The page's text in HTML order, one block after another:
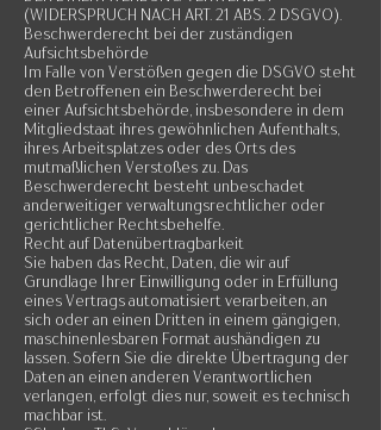
(WIDERSPRUCH NACH ART. 21 ABS. 2 DSGVO).
Beschwerderecht bei der zuständigen
Aufsichtsbehörde
Im Falle von Verstößen gegen die DSGVO steht
den Betroffenen ein Beschwerderecht bei
einer Aufsichtsbehörde, insbesondere in dem
Mitgliedstaat ihres gewöhnlichen Aufenthalts,
ihres Arbeitsplatzes oder des Orts des
mutmaßlichen Verstoßes zu. Das
Beschwerderecht besteht unbeschadet
anderweitiger verwaltungsrechtlicher oder
gerichtlicher Rechtsbehelfe.
Recht auf Datenübertragbarkeit
Sie haben das Recht, Daten, die wir auf
Grundlage Ihrer Einwilligung oder in Erfüllung
eines Vertrags automatisiert verarbeiten, an
sich oder an einen Dritten in einem gängigen,
maschinenlesbaren Format aushändigen zu
lassen. Sofern Sie die direkte Übertragung der
Daten an einen anderen Verantwortlichen
verlangen, erfolgt dies nur, soweit es technisch
machbar ist.